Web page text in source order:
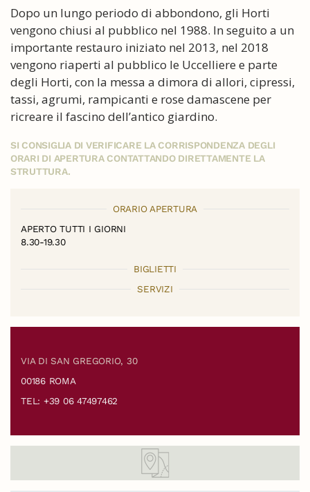
Dopo un lungo periodo di abbondono, gli Horti
vengono chiusi al pubblico nel 1988. In seguito a un
importante restauro iniziato nel 2013, nel 2018
vengono riaperti al pubblico le Uccelliere e parte
degli Horti, con la messa a dimora di allori, cipressi,
tassi, agrumi, rampicanti e rose damascene per
ricreare il fascino dell’antico giardino.
SI CONSIGLIA DI VERIFICARE LA CORRISPONDENZA DEGLI
ORARI DI APERTURA CONTATTANDO DIRETTAMENTE LA
STRUTTURA.
ORARIO APERTURA
APERTO TUTTI I GIORNI
8.30-19.30
BIGLIETTI
SERVIZI
VIA DI SAN GREGORIO, 30
00186 ROMA
TEL: +39 06 47497462